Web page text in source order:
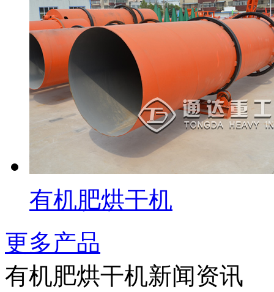
有机肥烘干机
更多产品
有机肥烘干机新闻资讯